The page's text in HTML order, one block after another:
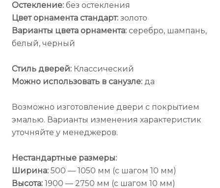
Остекление: без остекления
Цвет орнамента стандарт: золото
Варианты цвета орнамента: серебро, шампань,
белый, черный
Стиль дверей: Классический
Можно использовать в санузле: да
Возможно изготовление двери с покрытием
эмалью. Варианты изменения характеристик
уточняйте у менеджеров.
Нестандартные размеры:
Ширина: 500 — 1050 мм (с шагом 10 мм)
Высота: 1900 — 2750 мм (с шагом 10 мм)